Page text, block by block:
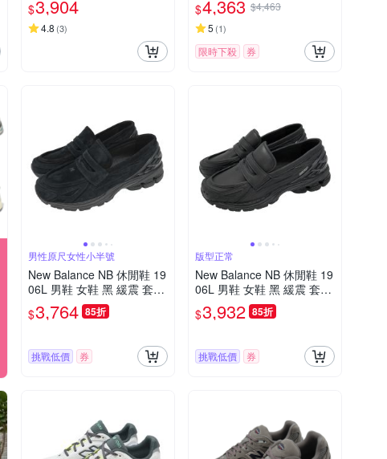
$3,904
4.8 (3)
$4,363 $4,463
5 (1)
限時下殺 券
男性原尺女性小半號
New Balance NB 休閒鞋 19
06L 男鞋 女鞋 黑 緩震 套入
式 無鞋帶 樂福鞋 紐巴倫 U1
906LNT-D
$3,764 85折
挑戰低價 券
版型正常
New Balance NB 休閒鞋 19
06L 男鞋 女鞋 黑 緩震 套入
式 無鞋帶 樂福鞋 紐巴倫 U1
906LBN-D
$3,932 85折
挑戰低價 券